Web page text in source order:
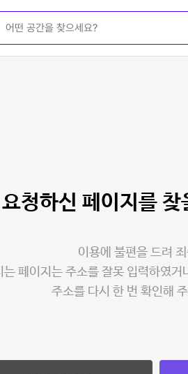
요청하신 페이지를 찾
이용에 불편을 드려
는 페이지는 주소를 잘못 입력하였거
주소를 다시 한 번 확인해